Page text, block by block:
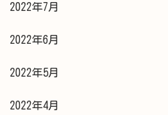
2022年7月
2022年6月
2022年5月
2022年4月